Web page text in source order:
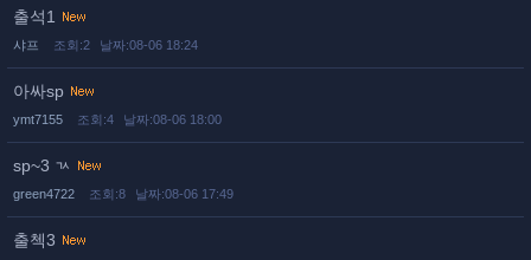
출석1
샤프 조회:2 날짜:08-06 18:24
아싸sp
ymt7155 조회:4 날짜:08-06 18:00
sp~3 ㄳ
green4722 조회:8 날짜:08-06 17:49
출첵3